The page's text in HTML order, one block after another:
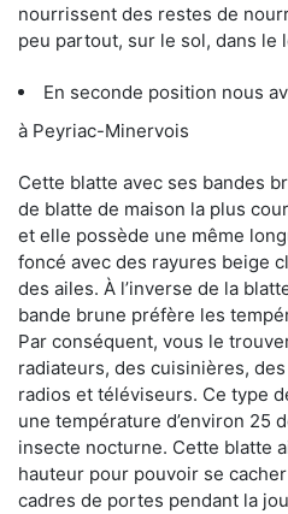
nourrissent des restes de
peu partout, sur le sol, dans le
En seconde position nous
à Peyriac-Minervois
Cette blatte avec ses bandes
de blatte de maison la plus
et elle possède une même
foncé avec des rayures beige
des ailes. À l’inverse de la
bande brune préfère les
Par conséquent, vous le
radiateurs, des cuisinières,
radios et téléviseurs. Ce type
une température d’environ 25
insecte nocturne. Cette blatte
hauteur pour pouvoir se
cadres de portes pendant la